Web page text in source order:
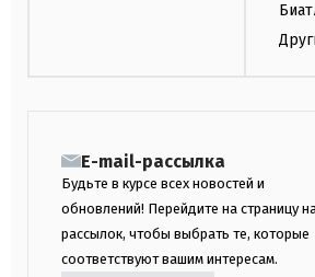
E-mail-рассылка
Будьте в курсе всех новостей и
обновлений! Перейдите на страницу
рассылок, чтобы выбрать те, которые
соответствуют вашим интересам.